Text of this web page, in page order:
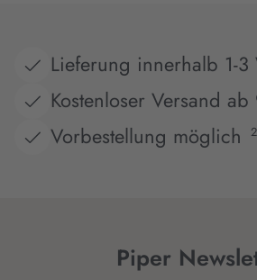
Lieferung innerhalb 1-3
Kostenloser Versand
Vorbestellung möglich 2
Piper